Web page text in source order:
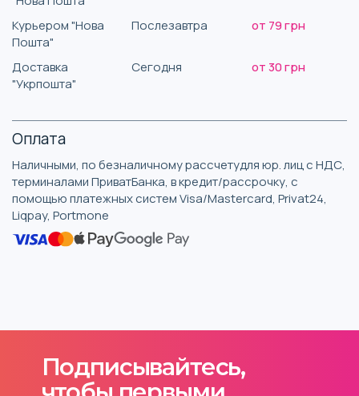
Курьером "Нова
Пошта"
Послезавтра от 79 грн
Доставка
"Укрпошта"
Сегодня от 30 грн
Оплата
Наличными, по безналичному рассчетудля юр. лиц с НДС,
терминалами ПриватБанка, в кредит/рассрочку, с
помощью платежных систем Visa/Mastercard, Privat24,
Liqpay, Portmone
Подписывайтесь,